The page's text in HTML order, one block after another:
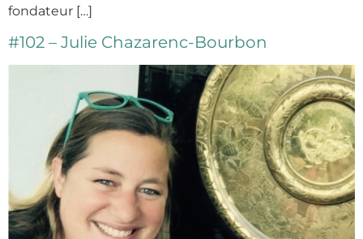
fondateur […]
#102 – Julie Chazarenc-Bourbon